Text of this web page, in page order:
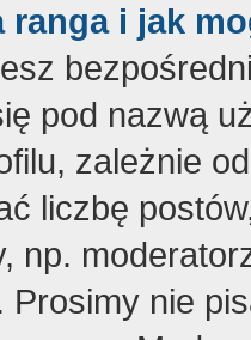
ranga i jak
pod nazwą
zależnie
liczbę
np.
Prosimy nie